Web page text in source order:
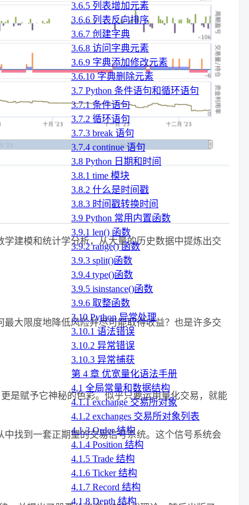
3.6.5 列表增加元素
3.6.6 列表反向排序
3.6.7 创建字典
3.6.8 访问字典元素
3.6.9 字典添加修改元素
3.6.10 字典删除元素
3.7 Python 条件语句和循环语句
3.7.1 条件语句
3.7.2 循环语句
3.7.3 break 语句
3.7.4 continue 语句
3.8 Python 日期和时间
3.8.1 time 模块
3.8.2 什么是时间戳
3.8.3 时间戳转换时间
3.9 Python 常用内置函数
3.9.1 len() 函数
3.9.2 range() 函数
3.9.3 split()函数
3.9.4 type()函数
3.9.5 isinstance()函数
3.9.6 取整函数
3.10 Python 异常处理
3.10.1 语法错误
3.10.2 异常错误
3.10.3 异常捕获
第 4 章 优宽量化语法手册
4.1 全局常量和数据结构
4.1.1 exchange 交易所对象
4.1.2 exchanges 交易所对象列表
4.1.3 Order 结构
4.1.4 Position 结构
4.1.5 Trade 结构
4.1.6 Ticker 结构
4.1.7 Record 结构
4.1.8 Depth 结构
建模和统计学分析，从大量的历史数据中提炼出交
大限度地降低风险并尽可能取得收益？也是许多交
是赋予它神秘的色彩。似乎只要运用量化交易，就能
找到一套正期望的交易信号系统。这个信号系统会